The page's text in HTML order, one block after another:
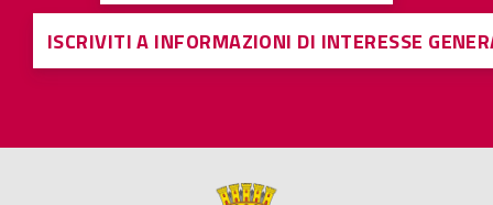
ISCRIVITI A INFORMAZIONI DI INTERESSE